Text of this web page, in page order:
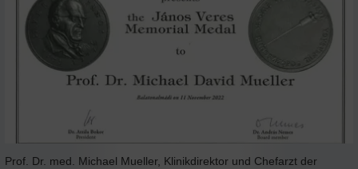
Prof. Dr. med. Michael Mueller, Klinikdirektor und Chefarzt der